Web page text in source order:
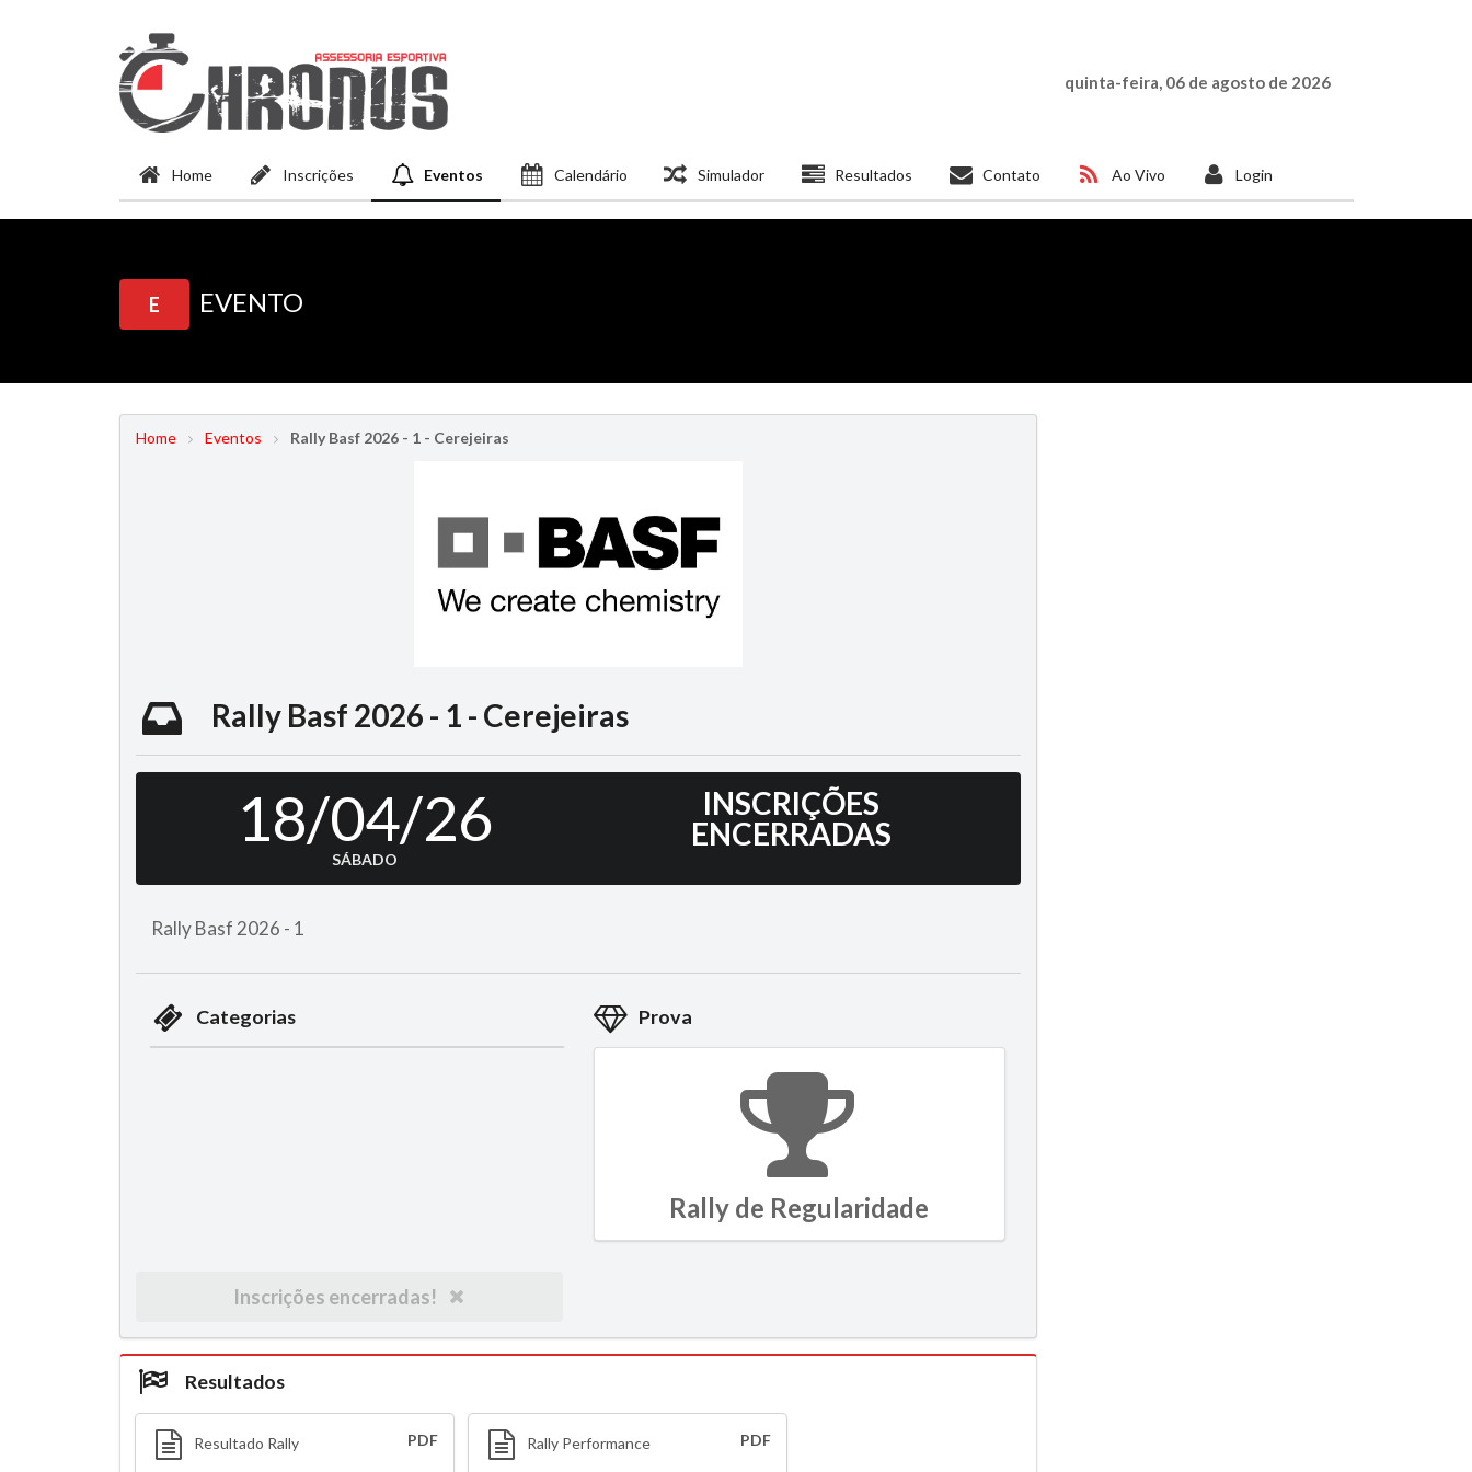
quinta-feira, 06 de agosto de 2026
Home Inscrições Eventos Calendário Simulador Resultados Contato Ao Vivo Login
E EVENTO
Home Eventos Rally Basf 2026 - 1 - Cerejeiras
Rally Basf 2026 - 1 - Cerejeiras
18/04/26
SÁBADO
INSCRIÇÕES
ENCERRADAS
Rally Basf 2026 - 1
Categorias Prova
Rally de Regularidade
Inscrições encerradas!
Resultados
Resultado Rally PDF Rally Performance PDF